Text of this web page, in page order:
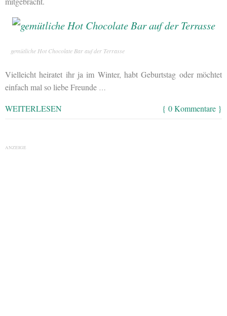
gemütliche Hot Chocolate Bar auf der Terrasse
Vielleicht heiratet ihr ja im Winter, habt Geburtstag oder möchtet
einfach mal so liebe Freunde …
WEITERLESEN { 0 Kommentare }
ANZEIGE